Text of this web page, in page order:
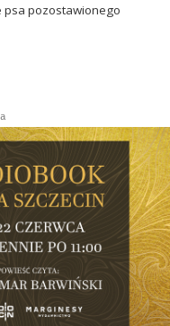
psa pozostawionego